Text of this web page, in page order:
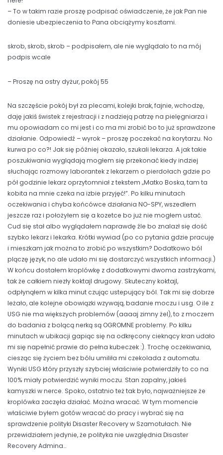
– To w takim razie proszę podpisać oświadczenie, że jak Pan nie
doniesie ubezpieczenia to Pana obciążymy kosztami.
skrob, skrob, skrob – podpisałem, ale nie wyglądało to na mój
podpis wcale
– Proszę na ostry dyżur, pokój 55
Na szczęście pokój był za plecami, kolejki brak, fajnie, wchodzę,
daję jakiś świstek z rejestracji i z nadzieją patrzę na pielęgniarza i
mu opowiadam co mi jest i co ma mi zrobić bo to już sprawdzone
działanie. Odpowiedź – wyrok – proszę poczekać na korytarzu. No
kurwa po co?! Jak się później okazało, szukali lekarza. A jak takie
poszukiwania wyglądają mogłem się przekonać kiedy indziej
słuchając rozmowy laborantek z lekarzem o pierdołach gdzie po
pół godzinie lekarz oprzytomniał z tekstem „Matko Boska, tam ta
kobita na mnie czeka na izbie przyjęć!”. Po kilku minutach
oczekiwania i chyba końcówce działania NO-SPY, wszedłem
jeszcze raz i położyłem się a kozetce bo już nie mogłem ustać.
Cud się stał albo wyglądałem naprawdę źle bo znalazł się dość
szybko lekarz i lekarka. Krótki wywiad (po co pytania gdzie pracuję
i mieszkam jak można to zrobić po wszystkim? Dodatkowo ból
plączę język, no ale udało mi się dostarczyć wszystkich informacji.)
W końcu dostałem kroplówkę z dodatkowymi dwoma zastrzykami,
tak że całkiem niezły koktajl drugowy. Skuteczny koktajl,
odpłynąłem w kilka minut czując ustepujący ból. Tak mi się dobrze
leżało, ale kolejne obowiązki wzywają, badanie moczu i usg. O ile z
USG nie ma większych problemów (aaaaj zimny żel), to z moczem
do badania z bolącą nerką są OGROMNE problemy. Po kilku
minutach w ubikacji gapiąc się na odkręcony cieknący kran udało
mi się napełnić prawie do pełna kubeczek :). Trochę oczekiwania,
ciesząc się życiem bez bólu umiliła mi czekolada z automatu.
Wyniki USG który przyszły szybciej właściwie potwierdziły to co na
100% miały potwierdzić wyniki moczu. Stan zapalny, jakieś
kamyszki w nerce. Spoko, ostatnio też tak było, najważniejsze że
kroplówka zaczęła działać. Można wracać. W tym momencie
właściwie byłem gotów wracać do pracy i wybrać się na
sprawdzenie polityki Disaster Recovery w Szamotułach. Nie
przewidziałem jedynie, że polityka nie uwzględnia Disaster
Recovery Admina…